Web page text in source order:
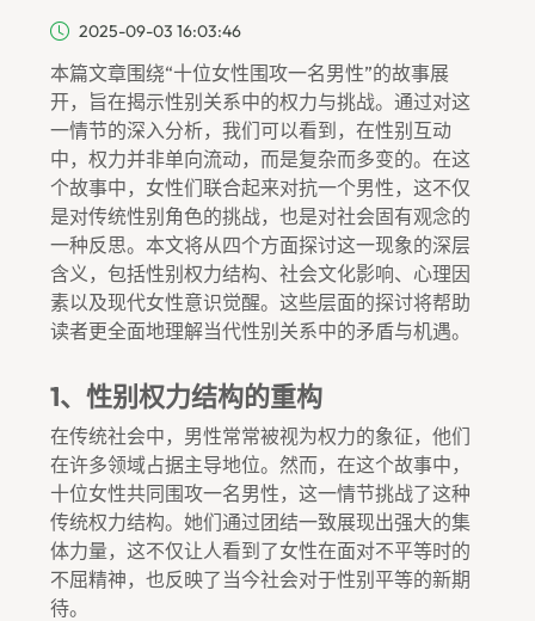
2025-09-03 16:03:46
本篇文章围绕“十位女性围攻一名男性”的故事展
开，旨在揭示性别关系中的权力与挑战。通过对这
一情节的深入分析，我们可以看到，在性别互动
中，权力并非单向流动，而是复杂而多变的。在这
个故事中，女性们联合起来对抗一个男性，这不仅
是对传统性别角色的挑战，也是对社会固有观念的
一种反思。本文将从四个方面探讨这一现象的深层
含义，包括性别权力结构、社会文化影响、心理因
素以及现代女性意识觉醒。这些层面的探讨将帮助
读者更全面地理解当代性别关系中的矛盾与机遇。
1、性别权力结构的重构
在传统社会中，男性常常被视为权力的象征，他们
在许多领域占据主导地位。然而，在这个故事中，
十位女性共同围攻一名男性，这一情节挑战了这种
传统权力结构。她们通过团结一致展现出强大的集
体力量，这不仅让人看到了女性在面对不平等时的
不屈精神，也反映了当今社会对于性别平等的新期
待。